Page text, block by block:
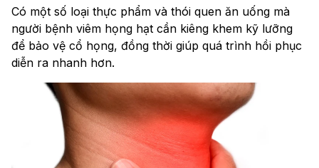
Có một số loại thực phẩm và thói quen ăn uống mà
người bệnh viêm họng hạt cần kiêng khem kỹ lưỡng
để bảo vệ cổ họng, đồng thời giúp quá trình hồi phục
diễn ra nhanh hơn.